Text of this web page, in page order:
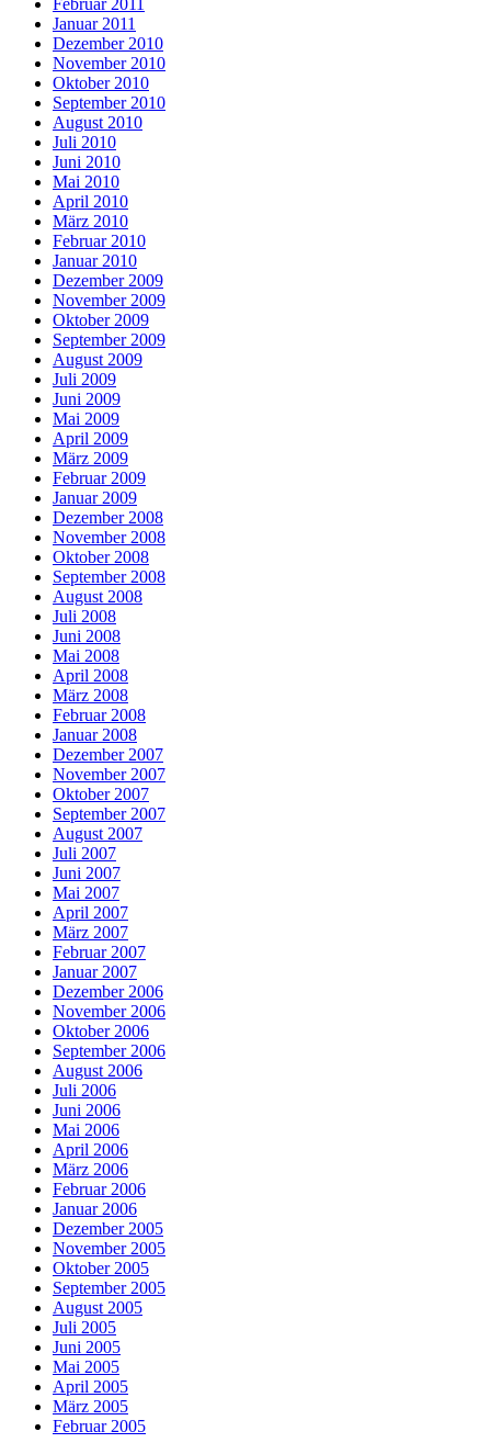
Januar 2011
Dezember 2010
November 2010
Oktober 2010
September 2010
August 2010
Juli 2010
Juni 2010
Mai 2010
April 2010
März 2010
Februar 2010
Januar 2010
Dezember 2009
November 2009
Oktober 2009
September 2009
August 2009
Juli 2009
Juni 2009
Mai 2009
April 2009
März 2009
Februar 2009
Januar 2009
Dezember 2008
November 2008
Oktober 2008
September 2008
August 2008
Juli 2008
Juni 2008
Mai 2008
April 2008
März 2008
Februar 2008
Januar 2008
Dezember 2007
November 2007
Oktober 2007
September 2007
August 2007
Juli 2007
Juni 2007
Mai 2007
April 2007
März 2007
Februar 2007
Januar 2007
Dezember 2006
November 2006
Oktober 2006
September 2006
August 2006
Juli 2006
Juni 2006
Mai 2006
April 2006
März 2006
Februar 2006
Januar 2006
Dezember 2005
November 2005
Oktober 2005
September 2005
August 2005
Juli 2005
Juni 2005
Mai 2005
April 2005
März 2005
Februar 2005